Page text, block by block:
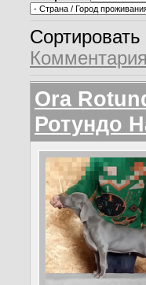
Сортировать
Orа
Ротундо